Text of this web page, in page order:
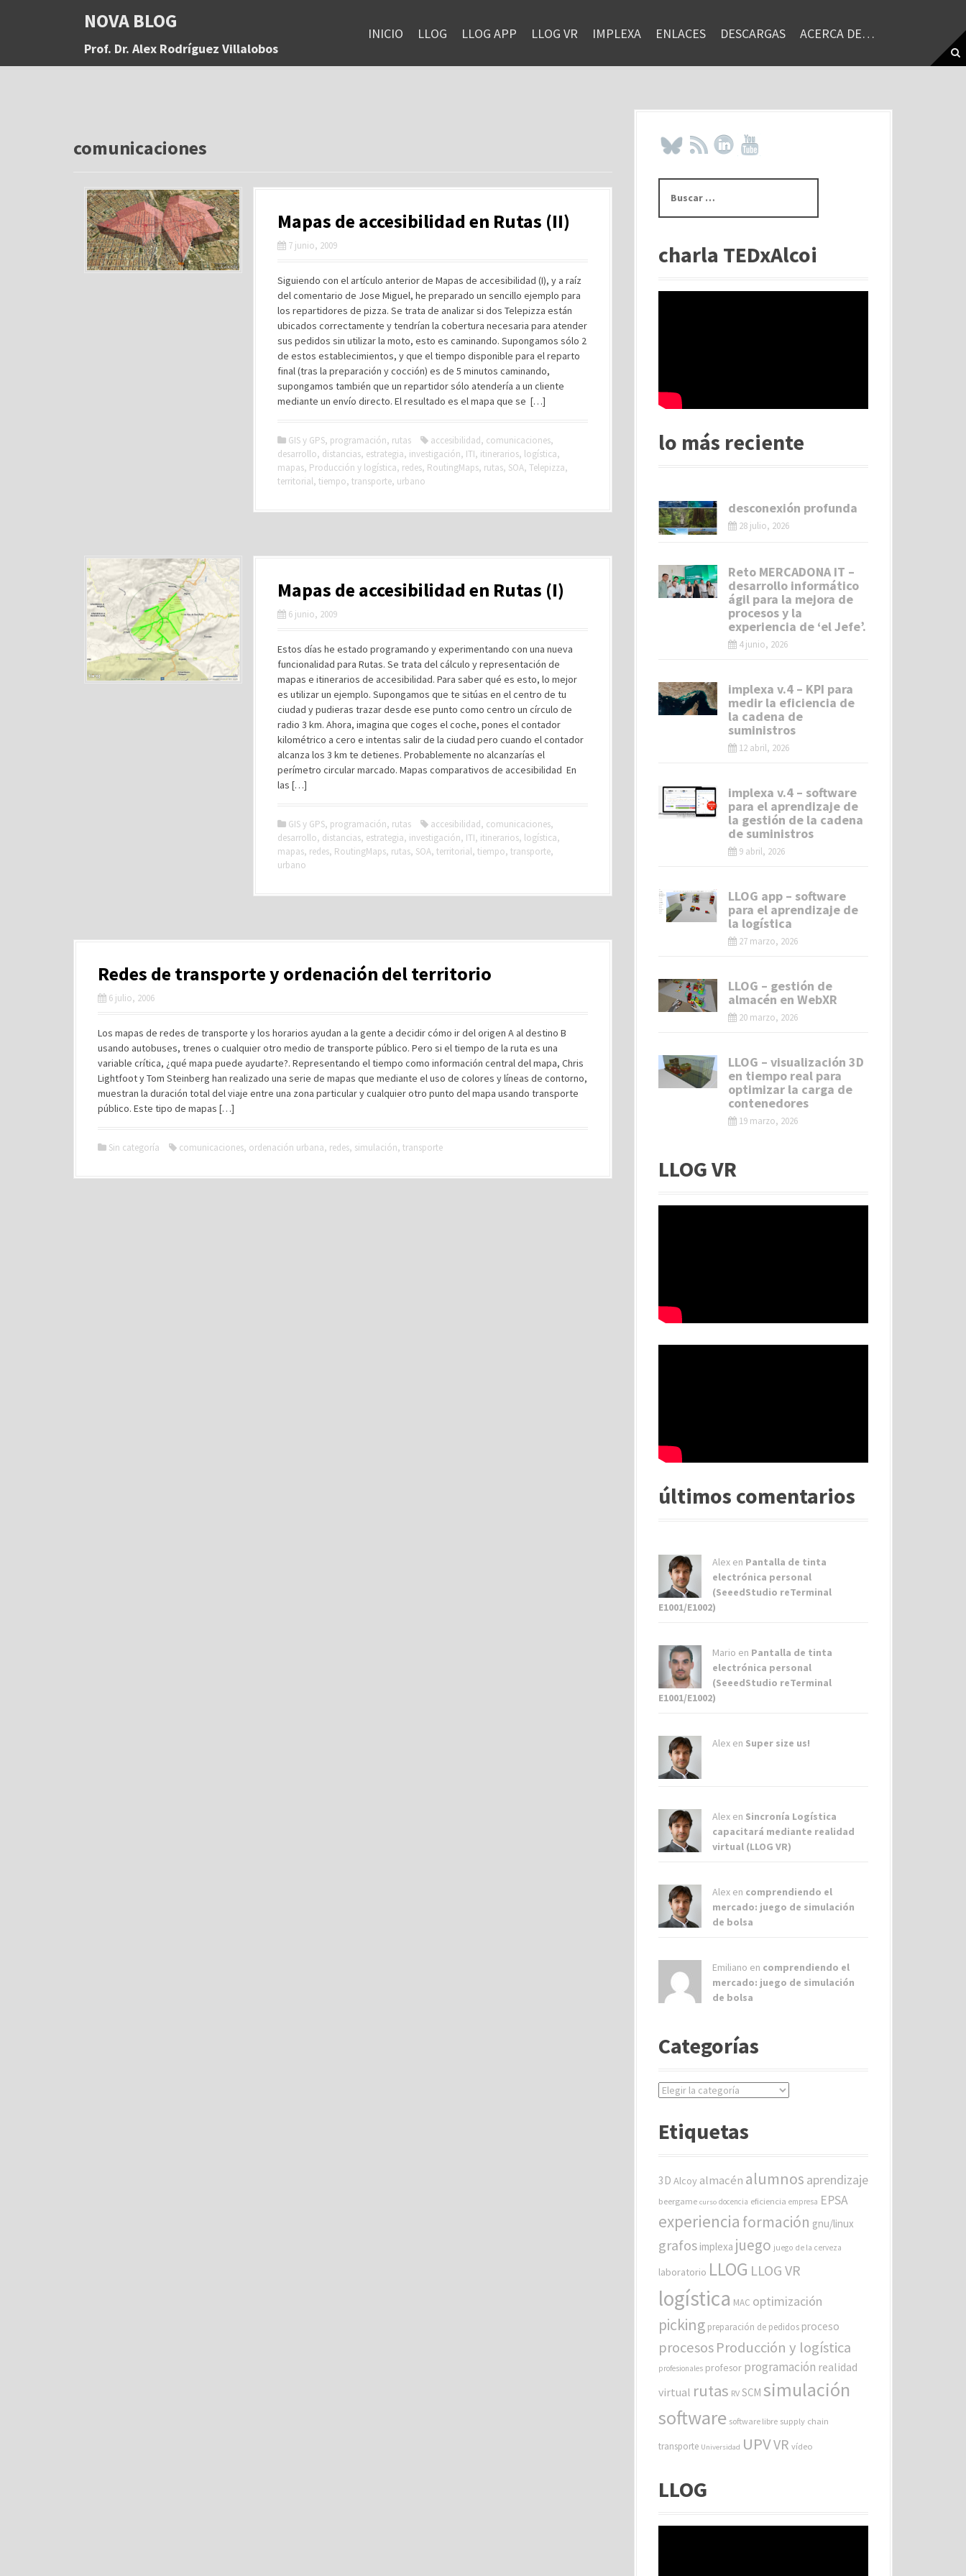
a
NOVA BLOG
Prof. Dr. Alex Rodríguez Villalobos
INICIO LLOG LLOG APP LLOG VR IMPLEXA ENLACES DESCARGAS ACERCA DE…
comunicaciones
Mapas de accesibilidad en Rutas (II)
7 junio, 2009
Siguiendo con el artículo anterior de Mapas de accesibilidad (I), y a raíz
del comentario de Jose Miguel, he preparado un sencillo ejemplo para
los repartidores de pizza. Se trata de analizar si dos Telepizza están
ubicados correctamente y tendrían la cobertura necesaria para atender
sus pedidos sin utilizar la moto, esto es caminando. Supongamos sólo 2
de estos establecimientos, y que el tiempo disponible para el reparto
final (tras la preparación y cocción) es de 5 minutos caminando,
supongamos también que un repartidor sólo atendería a un cliente
mediante un envío directo. El resultado es el mapa que se […]
GIS y GPS, programación, rutas accesibilidad, comunicaciones,
desarrollo, distancias, estrategia, investigación, ITI, itinerarios, logística,
mapas, Producción y logística, redes, RoutingMaps, rutas, SOA, Telepizza,
territorial, tiempo, transporte, urbano
Mapas de accesibilidad en Rutas (I)
6 junio, 2009
Estos días he estado programando y experimentando con una nueva
funcionalidad para Rutas. Se trata del cálculo y representación de
mapas e itinerarios de accesibilidad. Para saber qué es esto, lo mejor
es utilizar un ejemplo. Supongamos que te sitúas en el centro de tu
ciudad y pudieras trazar desde ese punto como centro un círculo de
radio 3 km. Ahora, imagina que coges el coche, pones el contador
kilométrico a cero e intentas salir de la ciudad pero cuando el contador
alcanza los 3 km te detienes. Probablemente no alcanzarías el
perímetro circular marcado. Mapas comparativos de accesibilidad En
las […]
GIS y GPS, programación, rutas accesibilidad, comunicaciones,
desarrollo, distancias, estrategia, investigación, ITI, itinerarios, logística,
mapas, redes, RoutingMaps, rutas, SOA, territorial, tiempo, transporte,
urbano
Redes de transporte y ordenación del territorio
6 julio, 2006
Los mapas de redes de transporte y los horarios ayudan a la gente a decidir cómo ir del origen A al destino B
usando autobuses, trenes o cualquier otro medio de transporte público. Pero si el tiempo de la ruta es una
variable crítica, ¿qué mapa puede ayudarte?. Representando el tiempo como información central del mapa, Chris
Lightfoot y Tom Steinberg han realizado una serie de mapas que mediante el uso de colores y líneas de contorno,
muestran la duración total del viaje entre una zona particular y cualquier otro punto del mapa usando transporte
público. Este tipo de mapas […]
Sin categoría comunicaciones, ordenación urbana, redes, simulación, transporte
s
rcharla TEDxAlcoi
lo más reciente
desconexión profunda
28 julio, 2026
Reto MERCADONA IT –
desarrollo informático
ágil para la mejora de
procesos y la
experiencia de ‘el Jefe’.
4 junio, 2026
implexa v.4 – KPI para
medir la eficiencia de
la cadena de
suministros
12 abril, 2026
implexa v.4 – software
para el aprendizaje de
la gestión de la cadena
de suministros
9 abril, 2026
LLOG app – software
para el aprendizaje de
la logística
27 marzo, 2026
LLOG – gestión de
almacén en WebXR
20 marzo, 2026
LLOG – visualización 3D
en tiempo real para
optimizar la carga de
contenedores
19 marzo, 2026
LLOG VR
últimos comentarios
Alex en Pantalla de tinta
electrónica personal
(SeeedStudio reTerminal
E1001/E1002)
Mario en Pantalla de tinta
electrónica personal
(SeeedStudio reTerminal
E1001/E1002)
Alex en Super size us!
Alex en Sincronía Logística
capacitará mediante realidad
virtual (LLOG VR)
Alex en comprendiendo el
mercado: juego de simulación
de bolsa
Emiliano en comprendiendo el
mercado: juego de simulación
de bolsa
Categorías
C
e
r
s
Etiquetas
3D Alcoy almacén alumnos aprendizaje
beergame curso docencia eficiencia empresa EPSA
experiencia formación gnu/linux
grafos implexa juego juego de la cerveza
laboratorio LLOG LLOG VR
logística MAC optimización
picking preparación de pedidos proceso
procesosProducción y logística
profesionales profesor programación realidad
virtual rutas RV SCM simulación
software software libre supply chain
transporte Universidad UPVVR vídeo
LLOG